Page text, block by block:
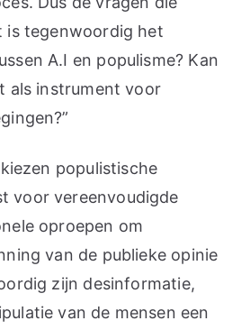
is tegenwoordig het
A.I en populisme? Kan
als instrument voor
populistische
voor vereenvoudigde
oproepen om
van de publieke opinie
zijn desinformatie,
van de mensen een